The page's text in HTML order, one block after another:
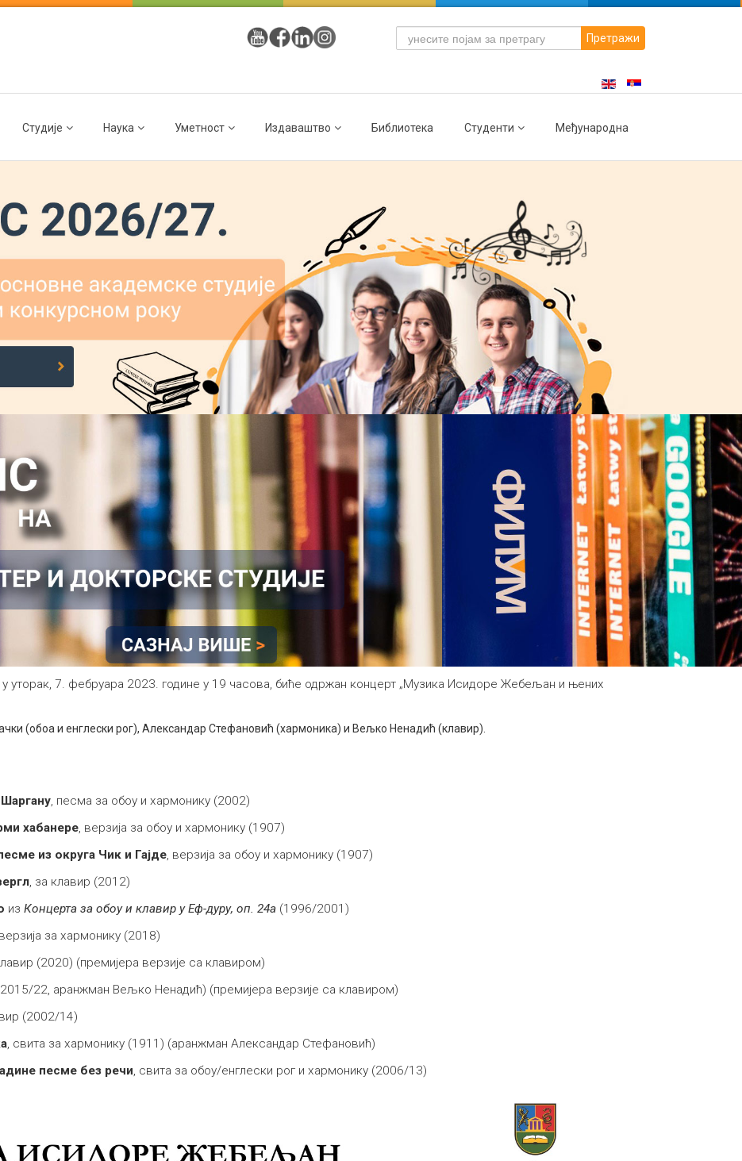
Претражи
Студије Наука Уметност Издаваштво Библиотека Студенти Међународна
у уторак, 7. фебруара 2023. године у 19 часова, биће одржан концерт „Музика Исидоре Жебељан и њених
(обоа и енглески рог), Александар Стефановић (хармоника) и Вељко Ненадић (клавир).
, песма за обоу и хармонику (2002)
хабанере, верзија за обоу и хармонику (1907)
из округа Чик и Гајде, верзија за обоу и хармонику (1907)
, за клавир (2012)
из Концерта за обоу и клавир у Еф-дуру, оп. 24а (1996/2001)
за хармонику (2018)
(2020) (премијера верзије са клавиром)
22, аранжман Вељко Ненадић) (премијера верзије са клавиром)
(2002/14)
, свита за хармонику (1911) (аранжман Александар Стефановић)
песме без речи, свита за обоу/енглески рог и хармонику (2006/13)